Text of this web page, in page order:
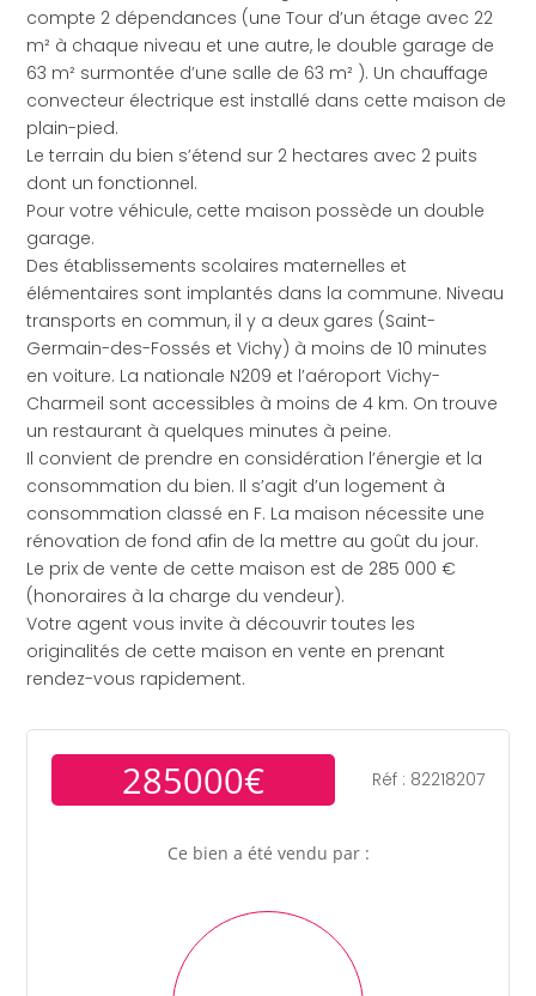
compte 2 dépendances (une Tour d’un étage avec 22
m² à chaque niveau et une autre, le double garage de
63 m² surmontée d’une salle de 63 m² ). Un chauffage
convecteur électrique est installé dans cette maison de
plain-pied.
Le terrain du bien s’étend sur 2 hectares avec 2 puits
dont un fonctionnel.
Pour votre véhicule, cette maison possède un double
garage.
Des établissements scolaires maternelles et
élémentaires sont implantés dans la commune. Niveau
transports en commun, il y a deux gares (Saint-
Germain-des-Fossés et Vichy) à moins de 10 minutes
en voiture. La nationale N209 et l’aéroport Vichy-
Charmeil sont accessibles à moins de 4 km. On trouve
un restaurant à quelques minutes à peine.
Il convient de prendre en considération l’énergie et la
consommation du bien. Il s’agit d’un logement à
consommation classé en F. La maison nécessite une
rénovation de fond afin de la mettre au goût du jour.
Le prix de vente de cette maison est de 285 000 €
(honoraires à la charge du vendeur).
Votre agent vous invite à découvrir toutes les
originalités de cette maison en vente en prenant
rendez-vous rapidement.
285000€ Réf : 82218207
Ce bien a été vendu par :